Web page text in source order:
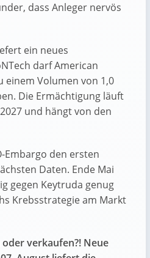
dass Anleger nervös
ein neues
darf American
einem Volumen von 1,0
Die Ermächtigung läuft
und hängt von den
Embargo den ersten
Daten. Ende Mai
gegen Keytruda genug
Krebsstrategie am Markt
verkaufen?! Neue